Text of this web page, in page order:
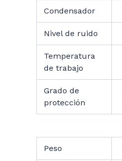
Condensador
Nivel de ruido
Temperatura
de trabajo
Grado de
protección
Peso